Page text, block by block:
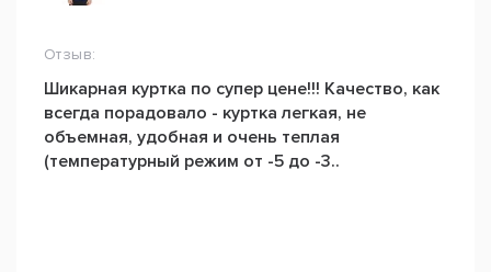
Отзыв:
Шикарная куртка по супер цене!!! Качество, как
всегда порадовало - куртка легкая, не
объемная, удобная и очень теплая
(температурный режим от -5 до -3..